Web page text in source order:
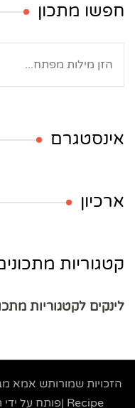
חפשו מתכון
אינסטגרם
ארכיון
קטגוריות
לינקים לקטגוריות
הזכויות שמורותש אמא
Recipe |פותח על ידי